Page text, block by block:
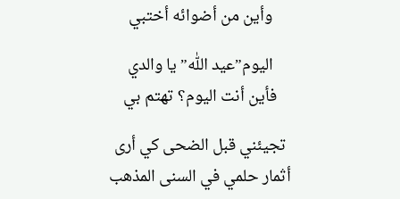
وأين من أضوائه أختبي
اليوم”عيد الله” يا والدي
فأين أنت اليوم؟ تهتم بي
تجيئني قبل الضحى كي أرى
أثمار حلمي في السنى المذهب